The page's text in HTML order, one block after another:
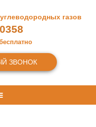
углеводородных газов
ЗВОНОК